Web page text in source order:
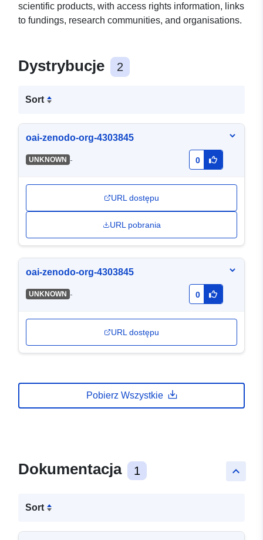
scientific products, with access rights information, links
to fundings, research communities, and organisations.
Dystrybucje 2
Sort
oai-zenodo-org-4303845
UNKNOWN - 0
URL dostępu
URL pobrania
oai-zenodo-org-4303845
UNKNOWN - 0
URL dostępu
Pobierz Wszystkie
keyboard_arrow_up
Dokumentacja 1
Sort